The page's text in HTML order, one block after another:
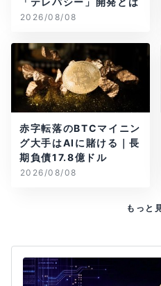
2026/08/08
赤字転落のBTCマイニン
グ大手はAIに賭ける｜長
期負債17.8億ドル
2026/08/08
もっと